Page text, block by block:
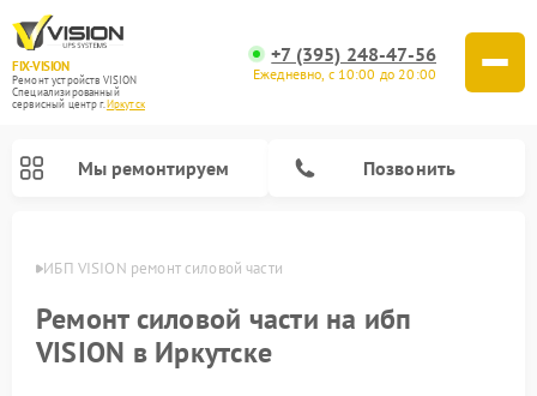
FIX-VISION
Ремонт устройств VISION
Специализированный
cервисный центр г.Иркутск
+7 (395) 248-47-56
Ежедневно, с 10:00 до 20:00
Мы ремонтируем Позвонить
ИБП VISION ремонт силовой части
Ремонт силовой части на ибп
VISION в Иркутске